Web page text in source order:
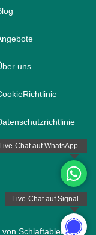
uns
Schlaftablette.net